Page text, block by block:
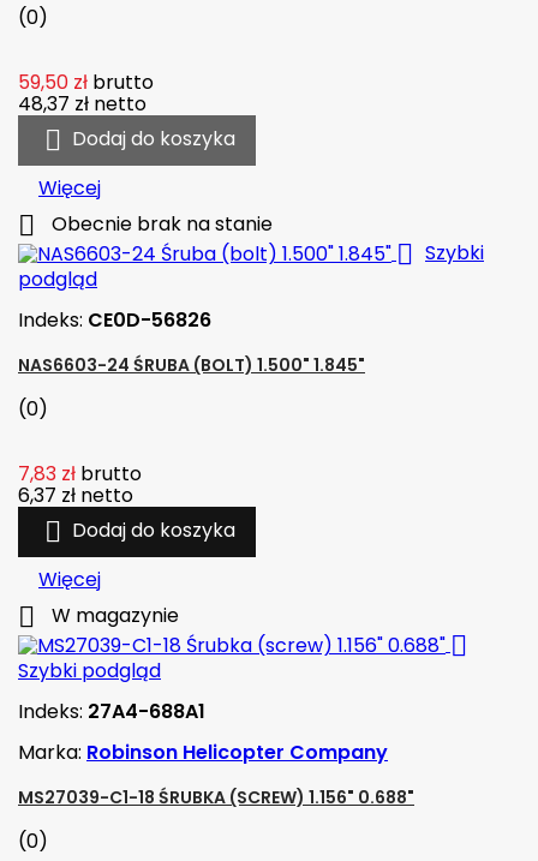
(0)
59,50 zł brutto
48,37 zł netto
 Dodaj do koszyka
Więcej
 Obecnie brak na stanie
 Szybki
podgląd
Indeks: CE0D-56826
NAS6603-24 ŚRUBA (BOLT) 1.500" 1.845"
(0)
7,83 zł brutto
6,37 zł netto
 Dodaj do koszyka
Więcej
 W magazynie

Szybki podgląd
Indeks: 27A4-688A1
Marka: Robinson Helicopter Company
MS27039-C1-18 ŚRUBKA (SCREW) 1.156" 0.688"
(0)